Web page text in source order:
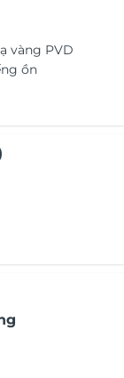
vàng PVD
ồn